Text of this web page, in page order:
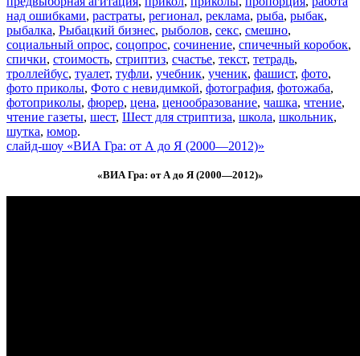
над ошибками, растраты, регионал, реклама, рыба, рыбак,
рыбалка, Рыбацкий бизнес, рыболов, секс, смешно,
социальный опрос, соцопрос, сочинение, спичечный коробок,
спички, стоимость, стриптиз, счастье, текст, тетрадь,
троллейбус, туалет, туфли, учебник, ученик, фашист, фото,
фото приколы, Фото с невидимкой, фотография, фотожаба,
фотоприколы, фюрер, цена, ценообразование, чашка, чтение,
чтение газеты, шест, Шест для стриптиза, школа, школьник,
шутка, юмор.
слайд-шоу «ВИА Гра: от А до Я (2000—2012)»
«ВИА Гра: от А до Я (2000—2012)»